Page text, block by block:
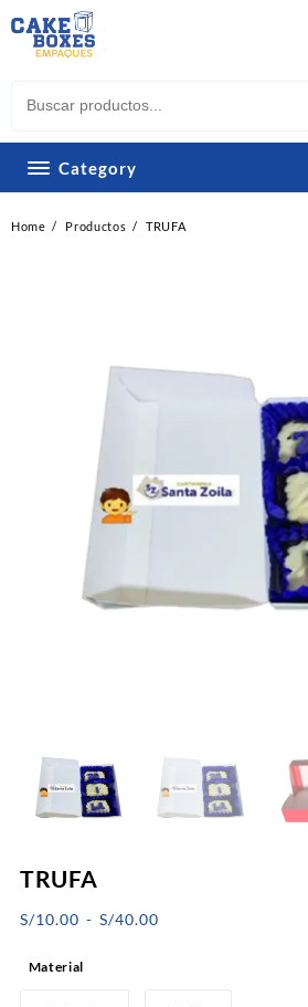
to
content
Category
Home Productos TRUFA
TRUFA
S/10.00 - S/40.00Rango
Material